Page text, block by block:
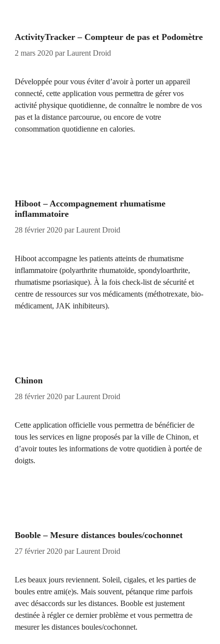
ActivityTracker – Compteur de pas et Podomètre
2 mars 2020 parLaurent Droid
Développée pour vous éviter d’avoir à porter un appareil
connecté, cette application vous permettra de gérer vos
activité physique quotidienne, de connaître le nombre de vos
pas et la distance parcourue, ou encore de votre
consommation quotidienne en calories.
Hiboot – Accompagnement rhumatisme
inflammatoire
28 février 2020 parLaurent Droid
Hiboot accompagne les patients atteints de rhumatisme
inflammatoire (polyarthrite rhumatoïde, spondyloarthrite,
rhumatisme psoriasique). À la fois check-list de sécurité et
centre de ressources sur vos médicaments (méthotrexate, bio-
médicament, JAK inhibiteurs).
Chinon
28 février 2020 parLaurent Droid
Cette application officielle vous permettra de bénéficier de
tous les services en ligne proposés par la ville de Chinon, et
d’avoir toutes les informations de votre quotidien à portée de
doigts.
Booble – Mesure distances boules/cochonnet
27 février 2020 parLaurent Droid
Les beaux jours reviennent. Soleil, cigales, et les parties de
boules entre ami(e)s. Mais souvent, pétanque rime parfois
avec désaccords sur les distances. Booble est justement
destinée à régler ce dernier problème et vous permettra de
mesurer les distances boules/cochonnet.